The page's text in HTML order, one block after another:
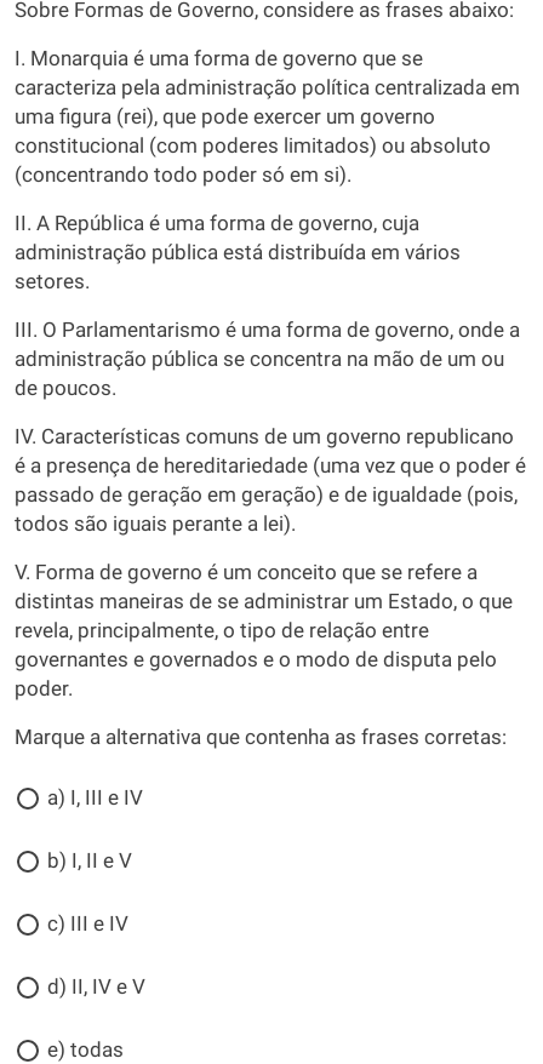
Sobre Formas de Governo, considere as frases abaixo:
I. Monarquia é uma forma de governo que se
caracteriza pela administração política centralizada em
uma figura (rei), que pode exercer um governo
constitucional (com poderes limitados) ou absoluto
(concentrando todo poder só em si).
II. A República é uma forma de governo, cuja
administração pública está distribuída em vários
setores.
III. O Parlamentarismo é uma forma de governo, onde a
administração pública se concentra na mão de um ou
de poucos.
IV. Características comuns de um governo republicano
é a presença de hereditariedade (uma vez que o poder é
passado de geração em geração) e de igualdade (pois,
todos são iguais perante a lei).
V. Forma de governo é um conceito que se refere a
distintas maneiras de se administrar um Estado, o que
revela, principalmente, o tipo de relação entre
governantes e governados e o modo de disputa pelo
poder.
Marque a alternativa que contenha as frases corretas:
a) I, III e IV
b) I, II e V
c) III e IV
d) II, IV e V
e) todas